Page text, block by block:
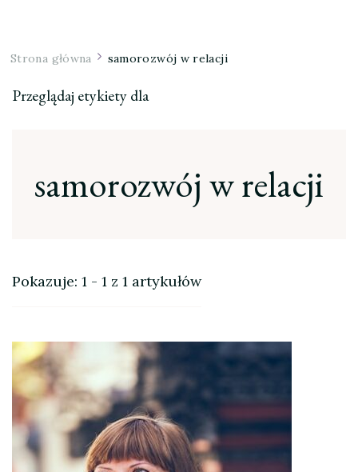
Strona główna samorozwój w relacji
Przeglądaj etykiety dla
samorozwój w relacji
Pokazuje: 1 - 1 z 1 artykułów